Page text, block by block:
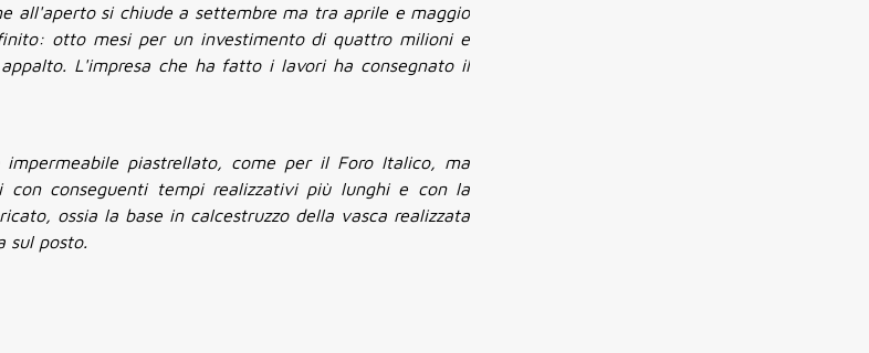
all'aperto si chiude a settembre ma tra aprile e maggio
otto mesi per un investimento di quattro milioni e
L'impresa che ha fatto i lavori ha consegnato il
piastrellato, come per il Foro Italico, ma
conseguenti tempi realizzativi più lunghi e con la
ossia la base in calcestruzzo della vasca realizzata
sul posto.